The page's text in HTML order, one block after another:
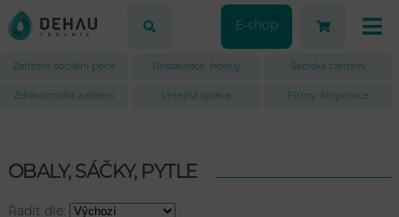
E-shop
Zařízení sociální péče Restaurace, hotely Školská zařízení
Zdravotnická zařízení Veřejná správa Firmy, korporace
OBALY, SÁČKY, PYTLE
Řadit dle: